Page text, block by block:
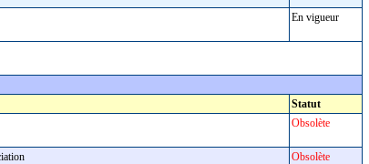
En vigueur
Statut
Obsolète
Obsolète